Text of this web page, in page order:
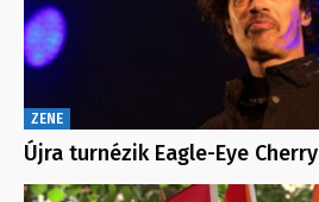
ZENE
Újra turnézik Eagle-Eye Cherry